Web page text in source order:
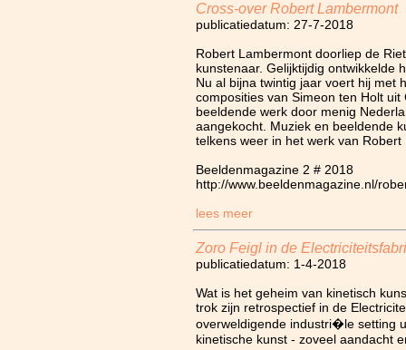
Cross-over Robert Lambermont
publicatiedatum: 27-7-2018
Robert Lambermont doorliep de
kunstenaar. Gelijktijdig ontwikkelde
Nu al bijna twintig jaar voert hij met
composities van Simeon ten Holt uit
beeldende werk door menig
aangekocht. Muziek en beeldende
telkens weer in het werk van
Beeldenmagazine 2 # 2018
http://www.beeldenmagazine.nl/
lees meer
Zoro Feigl in de
publicatiedatum: 1-4-2018
Wat is het geheim van kinetisch
trok zijn retrospectief in de
overweldigende industri�le setting
kinetische kunst - zoveel aandacht